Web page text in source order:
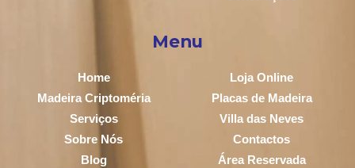
Menu
Home
Loja Online
Madeira Criptoméria
Placas de Madeira
Serviços
Villa das Neves
Sobre Nós
Contactos
Blog
Área Reservada